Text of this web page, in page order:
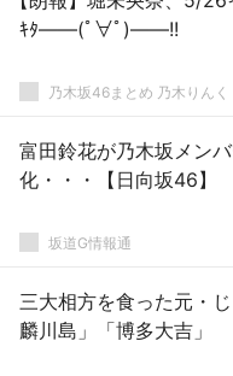
ｷﾀ――(ﾟ∀ﾟ)――!!
乃木坂46まとめ 乃木りんく
富田鈴花が乃木坂メン
化・・・【日向坂46】
坂道G情報通
三大相方を食った元・
麟川島」「博多大吉」